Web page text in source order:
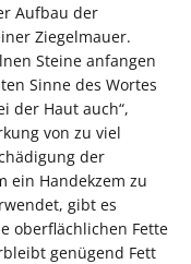
Aufbau der
Ziegelmauer.
Steine anfangen
Sinne des Wortes
der Haut auch“,
von zu viel
der
ein Handekzem zu
gibt es
oberflächlichen Fette
genügend Fett